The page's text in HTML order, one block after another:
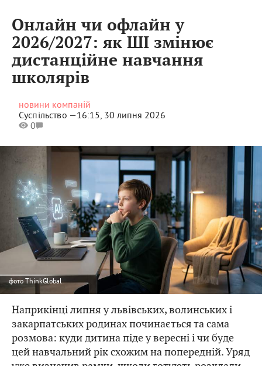
Онлайн чи офлайн у
2026/2027: як ШІ змінює
дистанційне навчання
школярів
новини компаній
Суспільство —16:15, 30 липня 2026
0
фото ThinkGlobal
Наприкінці липня у львівських, волинських і
закарпатських родинах починається та сама
розмова: куди дитина піде у вересні і чи буде
цей навчальний рік схожим на попередній. Уряд